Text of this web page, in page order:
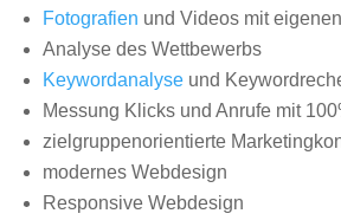
Fotografien und Videos mit
Analyse des Wettbewerbs
Keywordanalyseund
Messung Klicks und Anrufe mit
zielgruppenorientierte
modernes Webdesign
Responsive Webdesign